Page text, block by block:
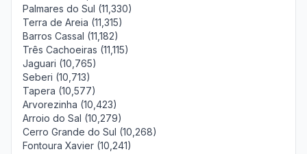
Palmares do Sul (11,330)
Terra de Areia (11,315)
Barros Cassal (11,182)
Três Cachoeiras (11,115)
Jaguari (10,765)
Seberi (10,713)
Tapera (10,577)
Arvorezinha (10,423)
Arroio do Sal (10,279)
Cerro Grande do Sul (10,268)
Fontoura Xavier (10,241)